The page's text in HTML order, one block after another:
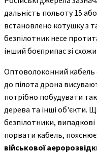
дальність польоту 15
встановлено котушку з
безпілотник несе
інший боєприпас зі
Оптоволоконний кабель
до пілота дрона
потрібно побудувати
дерева та інші об'єкти.
безпілотники, випадкові
порвати кабель, пояснює
військової